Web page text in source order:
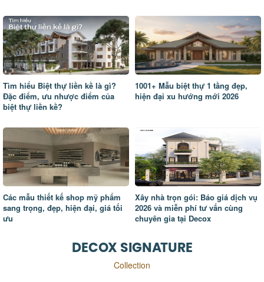
Tìm hiểu Biệt thự liền kề là gì?
Đặc điểm, ưu nhược điểm của
biệt thự liền kề?
1001+ Mẫu biệt thự 1 tầng đẹp,
hiện đại xu hướng mới 2026
Các mẫu thiết kế shop mỹ phẩm
sang trọng, đẹp, hiện đại, giá tối
ưu
Xây nhà trọn gói: Báo giá dịch vụ
2026 và miễn phí tư vấn cùng
chuyên gia tại Decox
DECOX SIGNATURE
Collection